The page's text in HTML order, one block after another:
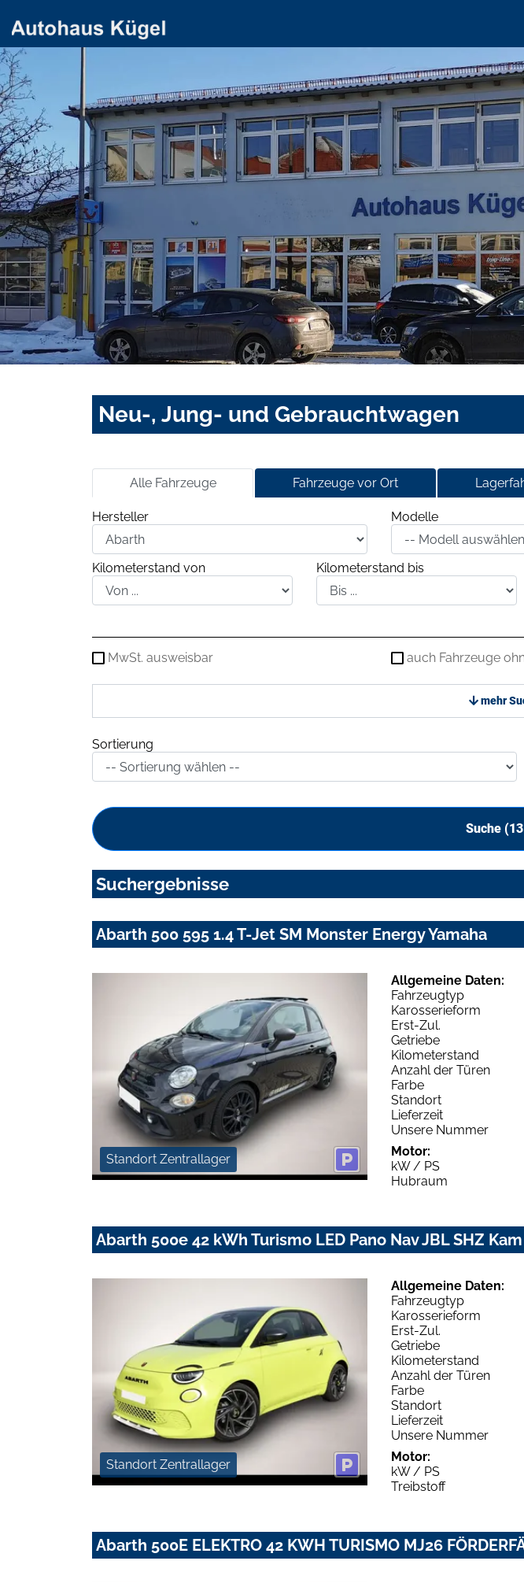
Neu-, Jung- und Gebrauchtwagen
Alle Fahrzeuge Fahrzeuge vor Ort
Hersteller Modelle
Kilometerstand von Kilometerstand bis
MwSt. ausweisbar auch Fahrzeuge
mehr
Sortierung
Suche (13
Suchergebnisse
Abarth 500 595 1.4 T-Jet SM Monster Energy Yamaha
Standort Zentrallager
Allgemeine Daten:
Fahrzeugtyp
Karosserieform
Erst-Zul.
Getriebe
Kilometerstand
Anzahl der Türen
Farbe
Standort
Lieferzeit
Unsere Nummer
Motor:
kW / PS
Hubraum
Abarth 500e 42 kWh Turismo LED Pano Nav JBL SHZ Kam
Standort Zentrallager
Allgemeine Daten:
Fahrzeugtyp
Karosserieform
Erst-Zul.
Getriebe
Kilometerstand
Anzahl der Türen
Farbe
Standort
Lieferzeit
Unsere Nummer
Motor:
kW / PS
Treibstoff
Abarth 500E ELEKTRO 42 KWH TURISMO MJ26